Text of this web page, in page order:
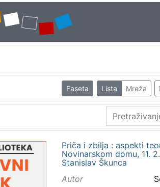
Faseta Lista Mreža
Priča i zbilja : aspekti
Novinarskom domu, 11.
Stanislav Škunca
Autor